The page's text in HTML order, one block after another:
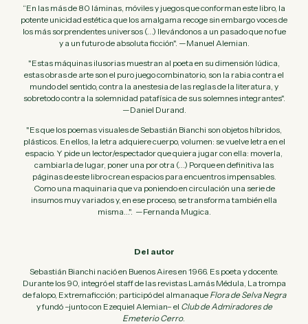
“En las más de 80 láminas, móviles y juegos que conforman este libro, la
potente unicidad estética que los amalgama recoge sin embargo voces de
los más sorprendentes universos (...) llevándonos a un pasado que no fue
y a un futuro de absoluta ficción". —Manuel Alemian.
"Estas máquinas ilusorias muestran al poeta en su dimensión lúdica,
estas obras de arte son el puro juego combinatorio, son la rabia contra el
mundo del sentido, contra la anestesia de las reglas de la literatura, y
sobretodo contra la solemnidad patafísica de sus solemnes integrantes".
—Daniel Durand.
"Es que los poemas visuales de Sebastián Bianchi son objetos híbridos,
plásticos. En ellos, la letra adquiere cuerpo, volumen: se vuelve letra en el
espacio. Y pide un lector/espectador que quiera jugar con ella: moverla,
cambiarla de lugar, poner una por otra (...) Porque en definitiva las
páginas de este libro crean espacios para encuentros impensables.
Como una maquinaria que va poniendo en circulación una serie de
insumos muy variados y, en ese proceso, se transforma también ella
misma...". —Fernanda Mugica.
Del autor
Sebastián Bianchi nació en Buenos Aires en 1966. Es poeta y docente.
Durante los 90, integró el staff de las revistas Lamás Médula, La trompa
de falopo, Extremaficción; participó del almanaque Flora de Selva Negra
y fundó –junto con Ezequiel Alemian– el Club de Admiradores de
Emeterio Cerro.